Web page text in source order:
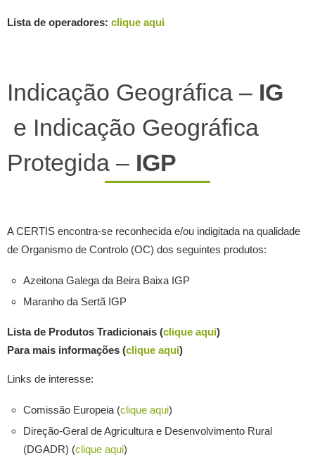
Lista de operadores: clique aqui
Indicação Geográfica – IG
e Indicação Geográfica
Protegida – IGP
A CERTIS encontra-se reconhecida e/ou indigitada na qualidade
de Organismo de Controlo (OC) dos seguintes produtos:
Azeitona Galega da Beira Baixa IGP
Maranho da Sertã IGP
Lista de Produtos Tradicionais (clique aqui)
Para mais informações (clique aqui)
Links de interesse:
Comissão Europeia (clique aqui)
Direção-Geral de Agricultura e Desenvolvimento Rural
(DGADR) (clique aqui)